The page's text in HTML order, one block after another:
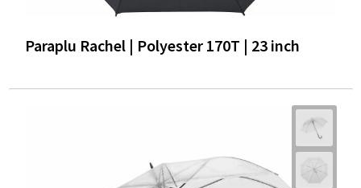
Paraplu Rachel | Polyester 170T | 23 inch